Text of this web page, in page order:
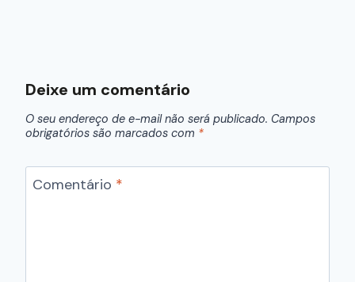
Deixe um comentário
O seu endereço de e-mail não será publicado. Campos
obrigatórios são marcados com *
Comentário *